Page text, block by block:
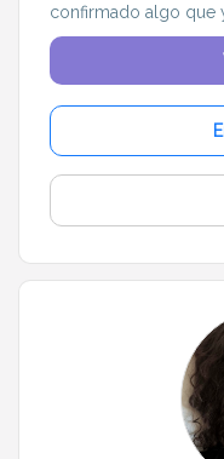
confirmado algo que